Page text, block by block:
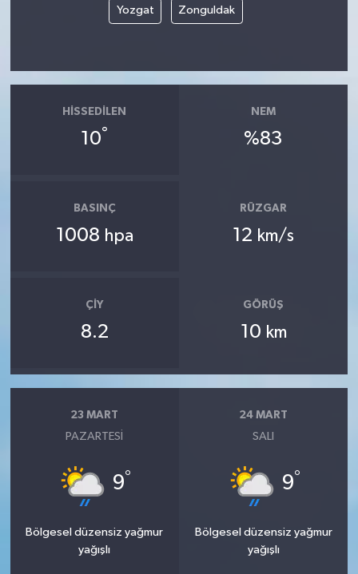
Yozgat Zonguldak
HISSEDILEN
10°
NEM
%83
BASINÇ
1008 hpa
RÜZGAR
12 km/s
ÇIY
8.2
GÖRÜŞ
10 km
23 MART
PAZARTESI
9°
Bölgesel düzensiz yağmur
yağışlı
24 MART
SALI
9°
Bölgesel düzensiz yağmur
yağışlı